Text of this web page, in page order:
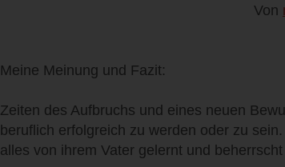
Von
Meine Meinung und Fazit:
Zeiten des Aufbruchs und eines neuen
beruflich erfolgreich zu werden oder zu
alles von ihrem Vater gelernt und